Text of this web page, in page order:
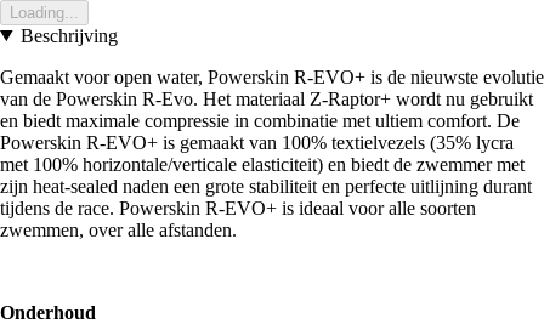
Loading...
Beschrijving
Gemaakt voor open water, Powerskin R-EVO+ is de nieuwste evolutie
van de Powerskin R-Evo. Het materiaal Z-Raptor+ wordt nu gebruikt
en biedt maximale compressie in combinatie met ultiem comfort. De
Powerskin R-EVO+ is gemaakt van 100% textielvezels (35% lycra
met 100% horizontale/verticale elasticiteit) en biedt de zwemmer met
zijn heat-sealed naden een grote stabiliteit en perfecte uitlijning durant
tijdens de race. Powerskin R-EVO+ is ideaal voor alle soorten
zwemmen, over alle afstanden.
Onderhoud